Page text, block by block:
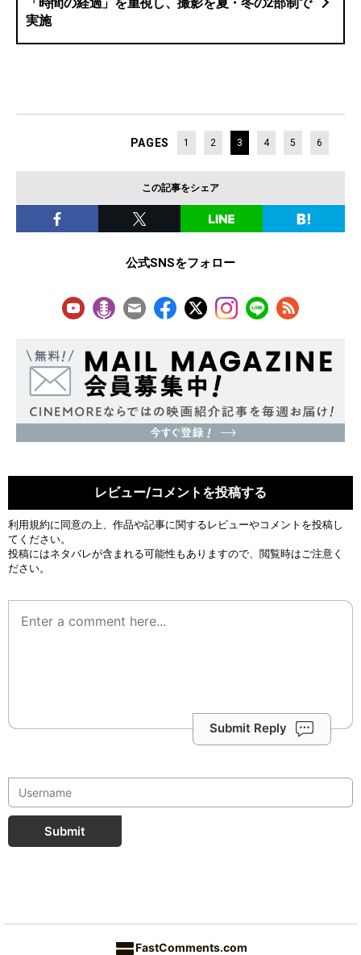
実施
PAGES 1 2 3 4 5 6
この記事をシェア
公式SNSをフォロー
レビュー/コメントを投稿する
利用規約に同意の上、作品や記事に関するレビューやコメントを投稿し
てください。
投稿にはネタバレが含まれる可能性もありますので、閲覧時はご注意く
ださい。
Submit Reply
Submit
FastComments.com